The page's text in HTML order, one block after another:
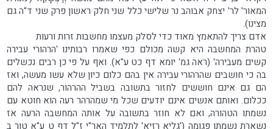
המאור' לר' יצחק אבוהב נר שלישי כלל שני חלק ראשון פרק שני ד"ה גם
מצינו).
אדם צריך להתאמץ מאוד כדי לסלק מעצמו מחשבות זרות ורעות
טהרת המחשבה היא קשה מכולם כפי שאמרו רבותינו 'הרהורי עבירה
קשים מעבירה' (ראה גמ' יומא דף כט ע"א). ואף על פי כן רבים נכשלים
בה כי חושבים שהרהורי עבירה אין בהם כלום כיון שלא עשו מעשה, ואז
הם גם אינם חוששים לחזור בתשובה בשביל ההרהור, שנראה להם
ככלום. ואותם אנשים אינם יודעים שכל מי שמהרהר רעה הוא חוטא עם
נשמתו הטהורה, ואם לא חוזר בתשובה על אותה המחשבה הרעה אז
נשארת נשמתו פגומה ('גליא רזיא' לתלמיד האר"י ז"ל דף ט ע"א טור ב